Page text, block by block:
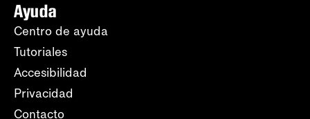
Ayuda
Centro de ayuda
Tutoriales
Accesibilidad
Privacidad
Contacto